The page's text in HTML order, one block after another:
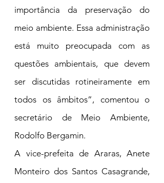
importância da preservação do
meio ambiente. Essa administração
está muito preocupada com as
questões ambientais, que devem
ser discutidas rotineiramente em
todos os âmbitos”, comentou o
secretário de Meio Ambiente,
Rodolfo Bergamin.
A vice-prefeita de Araras, Anete
Monteiro dos Santos Casagrande,